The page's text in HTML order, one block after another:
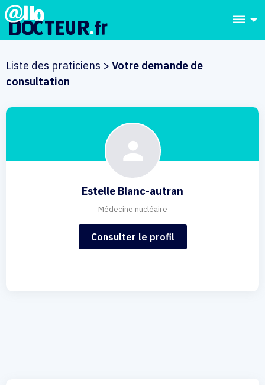
dehaze
Liste des praticiens > Votre demande de
consultation
Estelle Blanc-autran
Médecine nucléaire
Consulter le profil